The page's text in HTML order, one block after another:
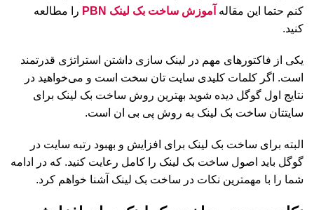
کنم حتما این مقاله آموزش ساخت بک لینک PBN
را مطالعه
کنید.
یکی از فاکتورهای مهم در لینک سازی داشتن استراتژی قدرتمند
است. اگر کلمات کلیدی سایت تان سخت است و می‌خواهید در
نتایج اول گوگل دیده شوید بهترین روش ساخت بک لینک برای
سایتتان ساخت بک لینک به روش پی بی ان است.
البته برای ساخت بک لینک برای افزایش و بهبود رتبه سایت در
گوگل باید اصول ساخت بک لینک را کامل رعایت کنید. که در ادامه
شما را با مهمترین نکات در ساخت بک لینک آشنا خواهم کرد.